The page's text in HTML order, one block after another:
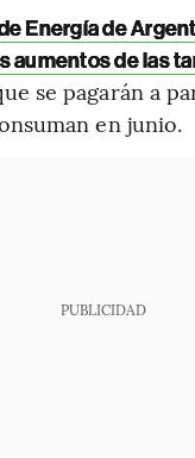
Energía de
aumentos de las
se pagarán a
en junio.
PUBLICIDAD